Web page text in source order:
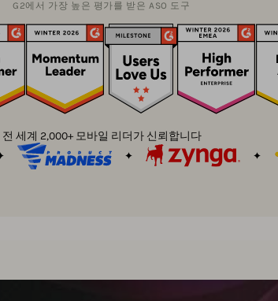
G2에서 가장 높은 평가를 받은 ASO 도구
전 세계 2,000+ 모바일 리더가 신뢰합니다